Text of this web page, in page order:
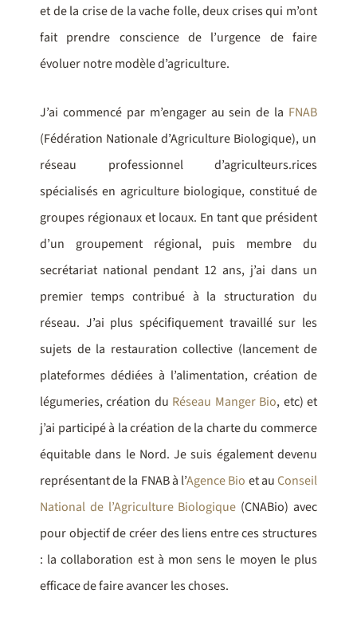
et de la crise de la vache folle, deux crises qui m’ont
fait prendre conscience de l’urgence de faire
évoluer notre modèle d’agriculture.
J’ai commencé par m’engager au sein de la FNAB
(Fédération Nationale d’Agriculture Biologique), un
réseau professionnel d’agriculteurs.rices
spécialisés en agriculture biologique, constitué de
groupes régionaux et locaux. En tant que président
d’un groupement régional, puis membre du
secrétariat national pendant 12 ans, j’ai dans un
premier temps contribué à la structuration du
réseau. J’ai plus spécifiquement travaillé sur les
sujets de la restauration collective (lancement de
plateformes dédiées à l’alimentation, création de
légumeries, création du Réseau Manger Bio, etc) et
j’ai participé à la création de la charte du commerce
équitable dans le Nord. Je suis également devenu
représentant de la FNAB à l’Agence Bio et auConseil
National de l’Agriculture Biologique (CNABio) avec
pour objectif de créer des liens entre ces structures
: la collaboration est à mon sens le moyen le plus
efficace de faire avancer les choses.